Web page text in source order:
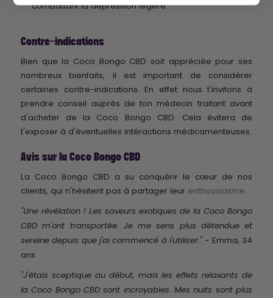
combattant la dépression légère.
Contre-indications
Bien que la Coco Bongo CBD soit appréciée pour ses
nombreux bienfaits, il est important de considérer
certaines contre-indications. En effet nous t'invitons à
prendre conseil auprès de ton médecin traitant avant
d'acheter de la Coco Bongo CBD. Cela évitera de
t'exposer à d'éventuelles intéractions médicamenteuses.
Avis sur la Coco Bongo CBD
La Coco Bongo CBD a su conquérir le cœur de nos
clients, qui n'hésitent pas à partager leur enthousiasme.
"Une révélation ! Les saveurs exotiques de la Coco Bongo
CBD m'ont transportée. Je me sens plus détendue et
sereine depuis que j'ai commencé à l'utiliser." - Emma, 34
ans
"J'étais sceptique au début, mais les effets relaxants de
la Coco Bongo CBD sont incroyables. Mes nuits sont plus